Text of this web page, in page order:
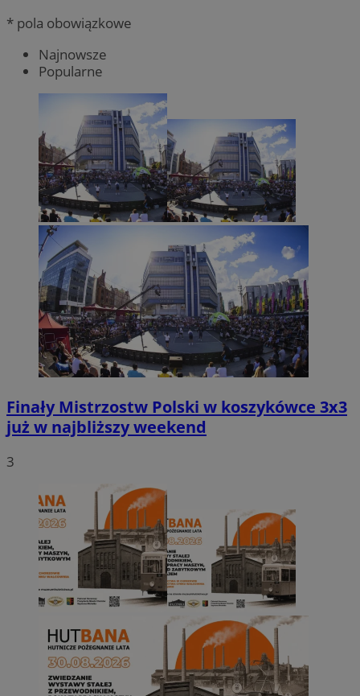
* pola obowiązkowe
Najnowsze
Popularne
Finały Mistrzostw Polski w koszykówce 3x3
już w najbliższy weekend
3